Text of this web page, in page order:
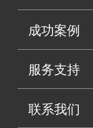
成功案例
服务支持
联系我们